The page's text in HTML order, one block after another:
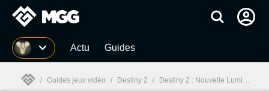
MGG Actu Guides
/ Guides jeux vidéo / Destiny 2 / Destiny 2 : Nouvelle Lumière : Par où commencer ?